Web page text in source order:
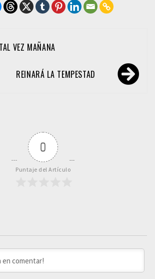
TAL VEZ MAÑANA
REINARÁ LA TEMPESTAD
0
Puntaje del Artículo